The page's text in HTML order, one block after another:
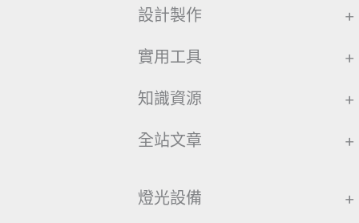
設計製作 +
實用工具 +
知識資源 +
全站文章 +
燈光設備 +